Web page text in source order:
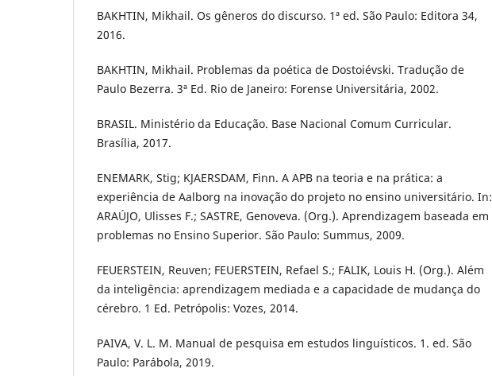
BAKHTIN, Mikhail. Os gêneros do discurso. 1ª ed. São Paulo: Editora 34,
2016.
BAKHTIN, Mikhail. Problemas da poética de Dostoiévski. Tradução de
Paulo Bezerra. 3ª Ed. Rio de Janeiro: Forense Universitária, 2002.
BRASIL. Ministério da Educação. Base Nacional Comum Curricular.
Brasília, 2017.
ENEMARK, Stig; KJAERSDAM, Finn. A APB na teoria e na prática: a
experiência de Aalborg na inovação do projeto no ensino universitário. In:
ARAÚJO, Ulisses F.; SASTRE, Genoveva. (Org.). Aprendizagem baseada em
problemas no Ensino Superior. São Paulo: Summus, 2009.
FEUERSTEIN, Reuven; FEUERSTEIN, Refael S.; FALIK, Louis H. (Org.). Além
da inteligência: aprendizagem mediada e a capacidade de mudança do
cérebro. 1 Ed. Petrópolis: Vozes, 2014.
PAIVA, V. L. M. Manual de pesquisa em estudos linguísticos. 1. ed. São
Paulo: Parábola, 2019.